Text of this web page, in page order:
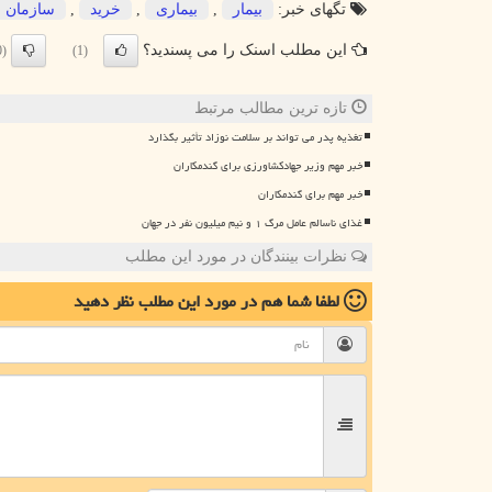
تگهای خبر: بیمار بیماری خرید سازمان
این مطلب اسنک را می پسندید؟ (1)
(0)
تازه ترین مطالب مرتبط
تغذیه پدر می تواند بر سلامت نوزاد تأثیر بگذارد
خبر مهم وزیر جهادکشاورزی برای گندمکاران
خبر مهم برای گندمکاران
غذای ناسالم عامل مرگ ۱ و نیم میلیون نفر در جهان
نظرات بینندگان در مورد این مطلب
لطفا شما همدر مورد این مطلبنظر دهید